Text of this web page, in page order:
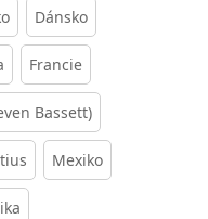
Dánsko
Francie
Bassett)
Mexiko